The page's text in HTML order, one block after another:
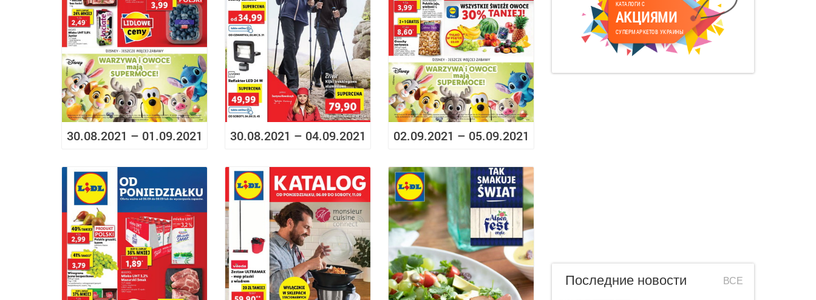
30.08.2021 – 01.09.2021 30.08.2021 – 04.09.2021 02.09.2021 – 05.09.2021
КАТАЛОГИ С
АКЦИЯМИ
СУПЕРМАРКЕТОВ УКРАИНЫ
Последние новости ВСЕ